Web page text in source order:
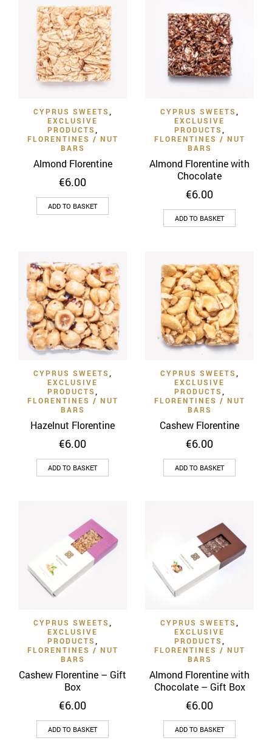
CYPRUS SWEETS
EXCLUSIVE
PRODUCTS
FLORENTINES / NUT
BARS
Almond Florentine
€6.00
ADD TO BASKET
CYPRUS SWEETS
EXCLUSIVE
PRODUCTS
FLORENTINES / NUT
BARS
Almond Florentine with
Chocolate
€6.00
ADD TO BASKET
CYPRUS SWEETS
EXCLUSIVE
PRODUCTS
FLORENTINES / NUT
BARS
Hazelnut Florentine
€6.00
ADD TO BASKET
CYPRUS SWEETS
EXCLUSIVE
PRODUCTS
FLORENTINES / NUT
BARS
Cashew Florentine
€6.00
ADD TO BASKET
CYPRUS SWEETS
EXCLUSIVE
PRODUCTS
FLORENTINES / NUT
BARS
Cashew Florentine – Gift
Box
€6.00
ADD TO BASKET
CYPRUS SWEETS
EXCLUSIVE
PRODUCTS
FLORENTINES / NUT
BARS
Almond Florentine with
Chocolate – Gift Box
€6.00
ADD TO BASKET